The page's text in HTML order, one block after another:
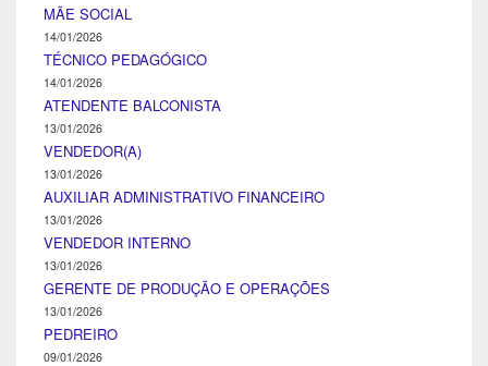
MÃE SOCIAL
14/01/2026
TÉCNICO PEDAGÓGICO
14/01/2026
ATENDENTE BALCONISTA
13/01/2026
VENDEDOR(A)
13/01/2026
AUXILIAR ADMINISTRATIVO FINANCEIRO
13/01/2026
VENDEDOR INTERNO
13/01/2026
GERENTE DE PRODUÇÃO E OPERAÇÕES
13/01/2026
PEDREIRO
09/01/2026